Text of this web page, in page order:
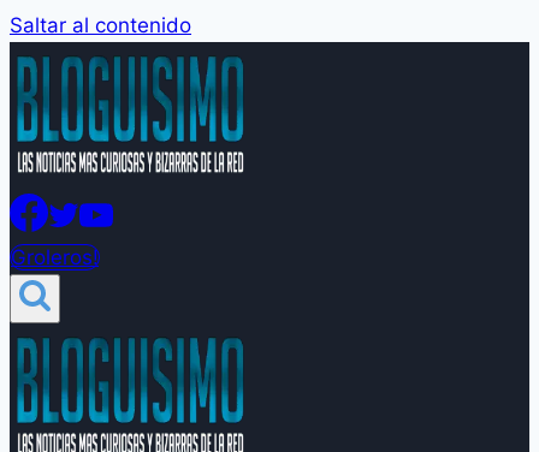
Saltar al contenido
Groleros!